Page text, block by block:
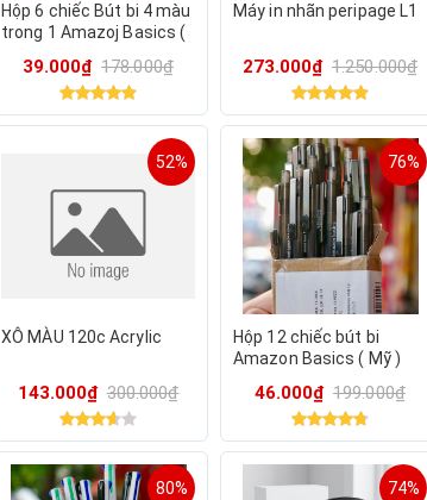
Hộp 6 chiếc Bút bi 4 màu
trong 1 Amazoj Basics (
39.000₫ 178.000₫
Máy in nhãn peripage L1
273.000₫ 1.250.000₫
52%
XÔ MÀU 120c Acrylic
143.000₫ 300.000₫
76%
Hộp 12 chiếc bút bi
Amazon Basics ( Mỹ )
Viết trơn & chữ đẹp.
46.000₫ 199.000₫
80% 74%